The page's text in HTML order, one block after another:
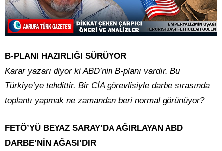
B-PLANI HAZIRLIĞI SÜRÜYOR
Karar yazarı diyor ki ABD’nin B-planı vardır. Bu
Türkiye’ye tehdittir. Bir CİA görevlisiyle darbe sırasında
toplantı yapmak ne zamandan beri normal görünüyor?
FETÖ’YÜ BEYAZ SARAY’DA AĞIRLAYAN ABD
DARBE’NİN AĞASI’DIR